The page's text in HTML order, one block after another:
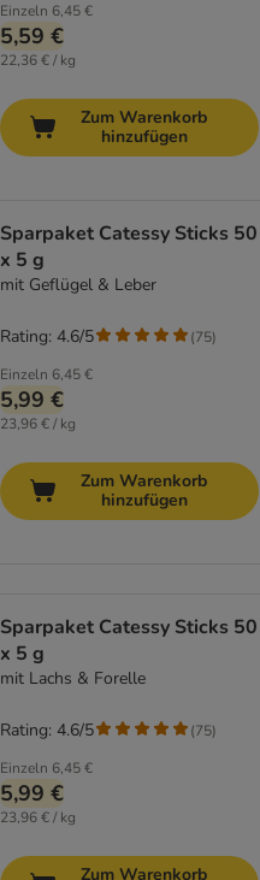
Einzeln 6,45 €
5,59 €
22,36 € / kg
Zum Warenkorb
hinzufügen
Sparpaket Catessy Sticks 50
x 5 g
mit Geflügel & Leber
Einzeln 6,45 €
5,99 €
23,96 € / kg
Rating: 4.6/5 (75)
Zum Warenkorb
hinzufügen
Sparpaket Catessy Sticks 50
x 5 g
mit Lachs & Forelle
Einzeln 6,45 €
5,99 €
23,96 € / kg
Rating: 4.6/5 (75)
Zum Warenkorb